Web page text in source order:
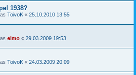
1938?
ToivoK « 25.10.2010 13:55
elmo « 29.03.2009 19:53
ToivoK « 24.03.2009 20:09